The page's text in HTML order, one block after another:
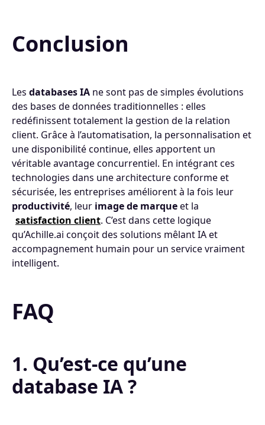
Conclusion
Les databases IA ne sont pas de simples évolutions
des bases de données traditionnelles : elles
redéfinissent totalement la gestion de la relation
client. Grâce à l’automatisation, la personnalisation et
une disponibilité continue, elles apportent un
véritable avantage concurrentiel. En intégrant ces
technologies dans une architecture conforme et
sécurisée, les entreprises améliorent à la fois leur
productivité, leur image de marqueet la
satisfaction client. C’est dans cette logique
qu’Achille.ai conçoit des solutions mêlant IA et
accompagnement humain pour un service vraiment
intelligent.
FAQ
1. Qu’est-ce qu’une
database IA ?